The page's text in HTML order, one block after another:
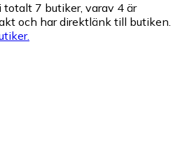
7 butiker, varav 4 är
och har direktlänk till butiken.